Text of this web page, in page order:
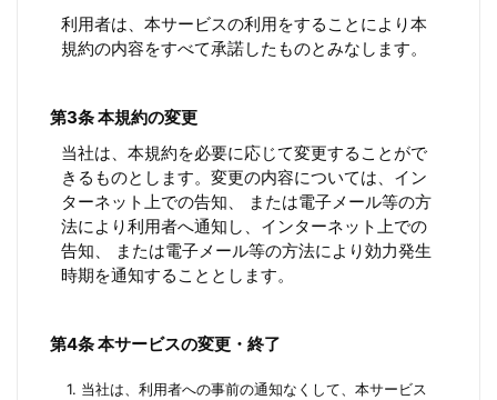
利用者は、本サービスの利用をすることにより本
規約の内容をすべて承諾したものとみなします。
第3条 本規約の変更
当社は、本規約を必要に応じて変更することがで
きるものとします。変更の内容については、イン
ターネット上での告知、 または電子メール等の方
法により利用者へ通知し、インターネット上での
告知、 または電子メール等の方法により効力発生
時期を通知することとします。
第4条 本サービスの変更・終了
1. 当社は、利用者への事前の通知なくして、本サービス